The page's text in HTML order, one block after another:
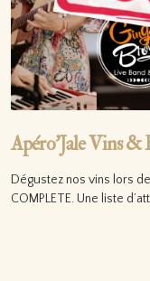
Apéro’Jale Vins
Dégustez nos vins lors de
COMPLETE. Une liste